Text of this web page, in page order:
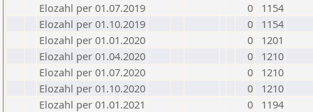
Elozahl per 01.07.2019
0
1154
Elozahl per 01.10.2019
0
1154
Elozahl per 01.01.2020
0
1201
Elozahl per 01.04.2020
0
1210
Elozahl per 01.07.2020
0
1210
Elozahl per 01.10.2020
0
1210
Elozahl per 01.01.2021
0
1194